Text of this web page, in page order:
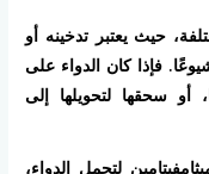
حيث يعتبر تدخينه أو
فإذا كان الدواء على
سحقها لتحويلها إلى
لتحمل الدواء،